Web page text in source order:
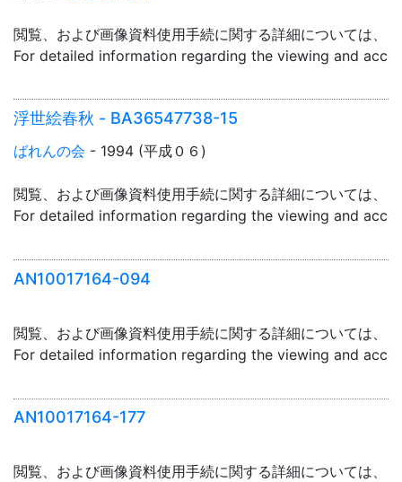
閲覧、および画像資料使用手続に関する詳細については、「
For detailed information regarding the viewing and
浮世絵春秋 - BA36547738-15
ばれんの会 - 1994 (平成０６)
閲覧、および画像資料使用手続に関する詳細については、「
For detailed information regarding the viewing and
AN10017164-094
閲覧、および画像資料使用手続に関する詳細については、「
For detailed information regarding the viewing and
AN10017164-177
閲覧、および画像資料使用手続に関する詳細については、「